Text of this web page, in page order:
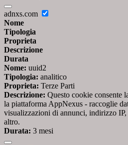
adnxs.com
Nome
Tipologia
Proprieta
Descrizione
Durata
Nome: uuid2
Tipologia: analitico
Proprieta: Terze Parti
Descrizione: Questo cookie consente
la piattaforma AppNexus - raccoglie
visualizzazioni di annunci, indirizzo
altro.
Durata: 3 mesi